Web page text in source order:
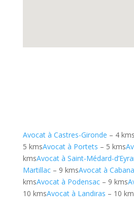
Avocat à Castres-Gironde – 4 kms
5 kmsAvocat à Portets – 5 kms
kmsAvocat à Saint-Médard-
Martillac– 9 kmsAvocat à
kmsAvocat à Podensac– 9 kms
10 kmsAvocat à Landiras – 10